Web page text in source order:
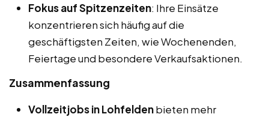
Fokus auf Spitzenzeiten: Ihre Einsätze
konzentrieren sich häufig auf die
geschäftigsten Zeiten, wie Wochenenden,
Feiertage und besondere Verkaufsaktionen.
Zusammenfassung
Vollzeitjobs in Lohfeldenbieten mehr